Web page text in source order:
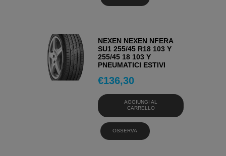
NEXEN NEXEN NFERA
SU1 255/45 R18 103 Y
255/45 18 103 Y
PNEUMATICI ESTIVI
€136,30
AGGIUNGI AL
CARRELLO
OSSERVA